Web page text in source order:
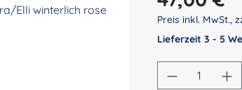
Preis inkl. MwSt.,
Lieferzeit 3 - 5
Produkt